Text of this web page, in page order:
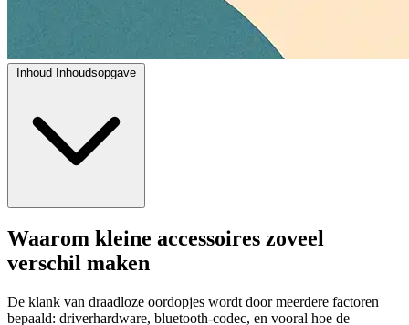
Inhoud Inhoudsopgave
Waarom kleine accessoires zoveel
verschil maken
De klank van draadloze oordopjes wordt door meerdere factoren
bepaald: driverhardware, bluetooth-codec, en vooral hoe de